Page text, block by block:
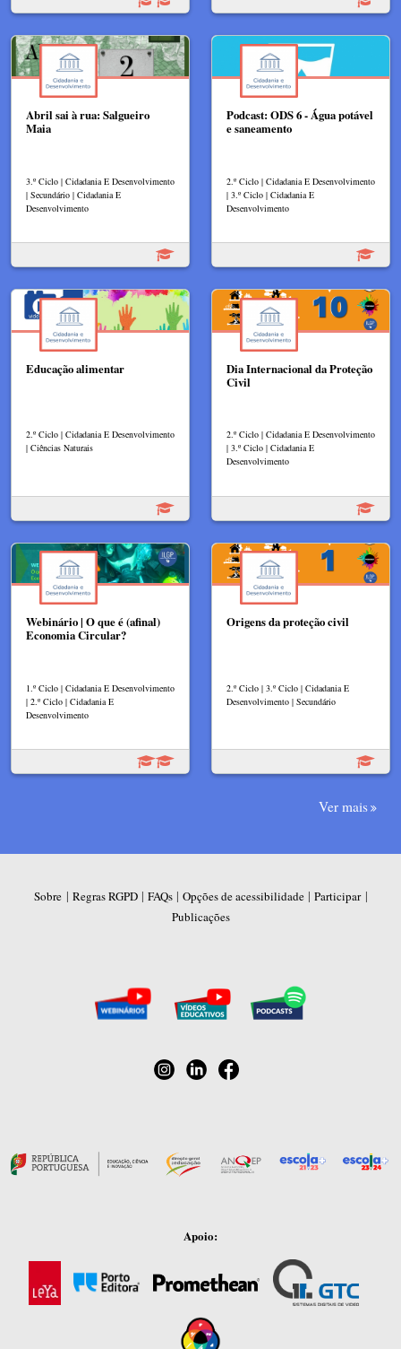
Abril sai à rua: Salgueiro
Maia
3.º Ciclo | Cidadania E Desenvolvimento
| Secundário | Cidadania E
Desenvolvimento
Podcast: ODS 6 - Água potável
e saneamento
2.º Ciclo | Cidadania E Desenvolvimento
| 3.º Ciclo | Cidadania E
Desenvolvimento
Educação alimentar
2.º Ciclo | Cidadania E Desenvolvimento
| Ciências Naturais
Dia Internacional da Proteção
Civil
2.º Ciclo | Cidadania E Desenvolvimento
| 3.º Ciclo | Cidadania E
Desenvolvimento
Webinário | O que é (afinal)
Economia Circular?
1.º Ciclo | Cidadania E Desenvolvimento
| 2.º Ciclo | Cidadania E
Desenvolvimento
Origens da proteção civil
2.º Ciclo | 3.º Ciclo | Cidadania E
Desenvolvimento | Secundário
Ver mais
Sobre | Regras RGPD| FAQs| Opções de acessibilidade| Participar|
Publicações
Apoio: